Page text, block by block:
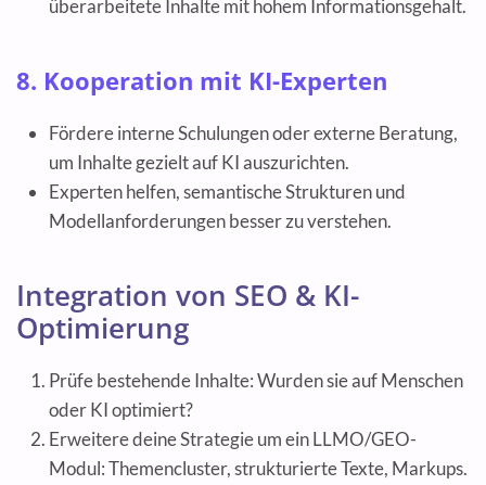
überarbeitete Inhalte mit hohem Informationsgehalt.
8. Kooperation mit KI-Experten
Fördere interne Schulungen oder externe Beratung,
um Inhalte gezielt auf KI auszurichten.
Experten helfen, semantische Strukturen und
Modellanforderungen besser zu verstehen.
Integration von SEO & KI-
Optimierung
Prüfe bestehende Inhalte: Wurden sie auf Menschen
oder KI optimiert?
Erweitere deine Strategie um ein LLMO/GEO-
Modul: Themencluster, strukturierte Texte, Markups.